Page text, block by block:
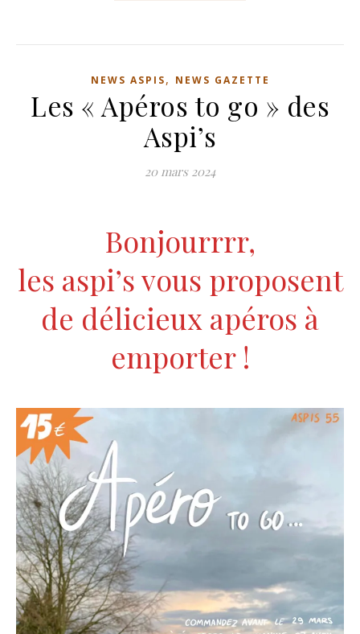
NEWS ASPIS, NEWS GAZETTE
Les « Apéros to go » des
Aspi’s
20 mars 2024
Bonjourrrr,
les aspi’s vous proposent
de délicieux apéros à
emporter !